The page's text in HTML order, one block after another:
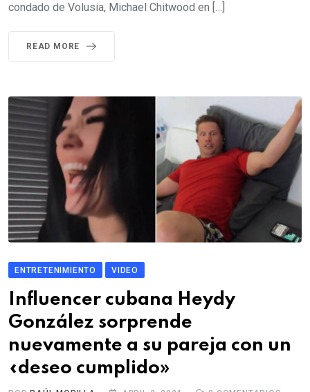
condado de Volusia, Michael Chitwood en […]
READ MORE
ENTRETENIMIENTO VIDEO
Influencer cubana Heydy
González sorprende
nuevamente a su pareja con un
«deseo cumplido»